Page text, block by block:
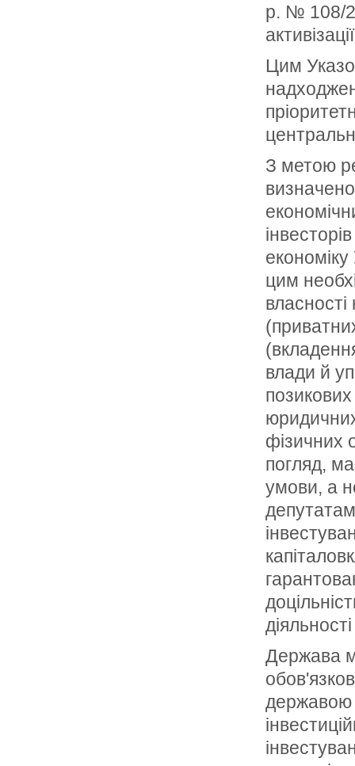
р. № 108/
Цим
З метою
економіку
цим
власності
влади й
фізичних
погляд,
умови, а
Держава
державою